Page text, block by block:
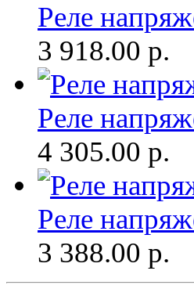
Реле
3 918.00 р.
Реле
4 305.00 р.
Реле
3 388.00 р.